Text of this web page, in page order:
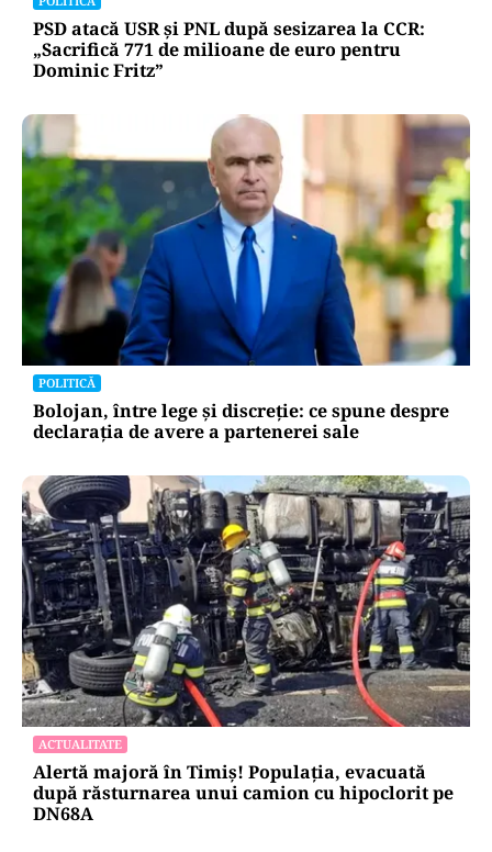
PSD atacă USR și PNL după sesizarea la CCR:
„Sacrifică 771 de milioane de euro pentru
Dominic Fritz”
POLITICĂ
Bolojan, între lege și discreție: ce spune despre
declarația de avere a partenerei sale
ACTUALITATE
Alertă majoră în Timiș! Populația, evacuată
după răsturnarea unui camion cu hipoclorit pe
DN68A